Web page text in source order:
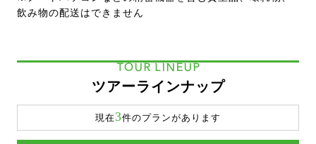
飲み物の配送はできません
TOUR LINEUP
ツアーラインナップ
現在3件のプランがあります